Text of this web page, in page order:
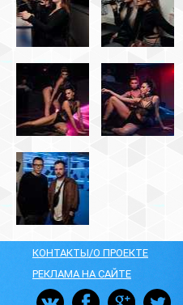
КОНТАКТЫ/О ПРОЕКТЕ
РЕКЛАМА НА САЙТЕ